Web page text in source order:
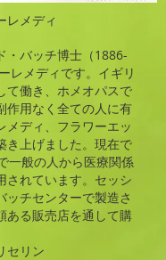
レメディ
・バッチ博士（1886-
レメディです。イギリ
て働き、ホメオパスで
作用なく全ての人に有
メディ、フラワーエッ
き上げました。現在で
一般の人から医療関係
されています。セッシ
ッチセンターで製造さ
ある販売店を通して購
セリン